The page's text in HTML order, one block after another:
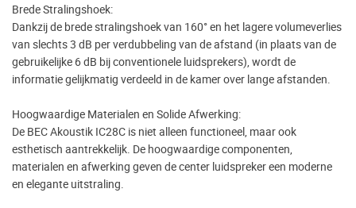
Brede Stralingshoek:
Dankzij de brede stralingshoek van 160° en het lagere volumeverlies
van slechts 3 dB per verdubbeling van de afstand (in plaats van de
gebruikelijke 6 dB bij conventionele luidsprekers), wordt de
informatie gelijkmatig verdeeld in de kamer over lange afstanden.
Hoogwaardige Materialen en Solide Afwerking:
De BEC Akoustik IC28C is niet alleen functioneel, maar ook
esthetisch aantrekkelijk. De hoogwaardige componenten,
materialen en afwerking geven de center luidspreker een moderne
en elegante uitstraling.